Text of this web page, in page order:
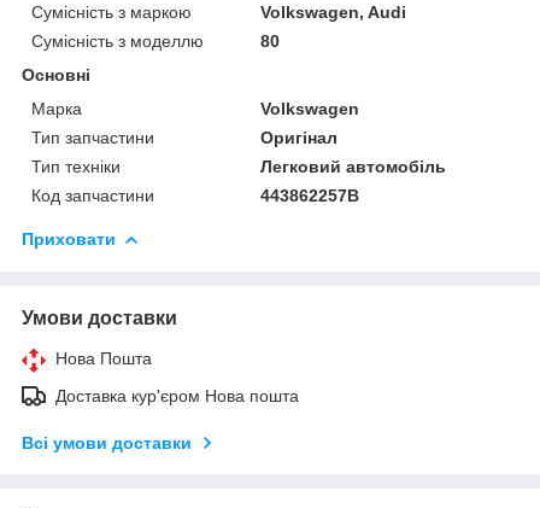
Сумісність з маркою
Volkswagen, Audi
Сумісність з моделлю
80
Основні
Марка
Volkswagen
Тип запчастини
Оригінал
Тип техніки
Легковий автомобіль
Код запчастини
443862257B
Приховати
Умови доставки
Нова Пошта
Доставка кур'єром Нова пошта
Всі умови доставки